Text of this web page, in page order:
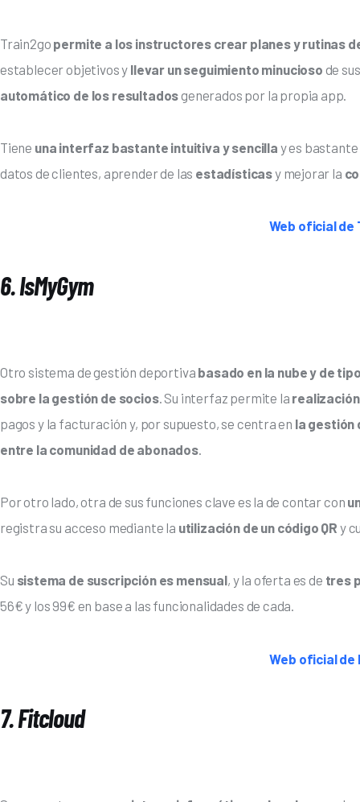
Train2go permite a los instructores crear planes y rutinas
establecer objetivos y llevar un seguimiento minucioso de
automático de los resultados generados por la propia app.
Tiene una interfaz bastante intuitiva y sencilla y es
datos de clientes, aprender de las estadísticas y mejorar la
Web oficial de
6. IsMyGym
Otro sistema de gestión deportiva basado en la nube y de
sobre la gestión de socios. Su interfaz permite la
pagos y la facturación y, por supuesto, se centra en la gestión
entre la comunidad de abonados.
Por otro lado, otra de sus funciones clave es la de contar con
registra su acceso mediante la utilización de un código QR y
Su sistema de suscripción es mensual, y la oferta es de tres
56€ y los 99€ en base a las funcionalidades de cada.
Web oficial de
7. Fitcloud